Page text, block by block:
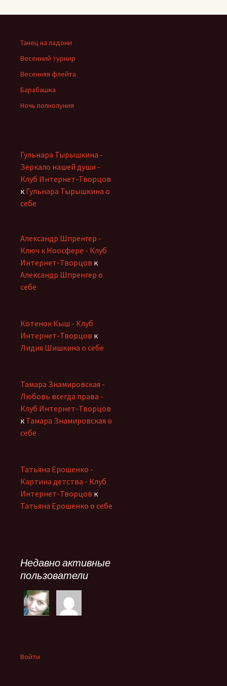
Танец на ладони
Весенний турнир
Весенняя флейта
Барабашка
Ночь полнолуния
Гульнара Тырышкина -
Зеркало нашей души -
Клуб Интернет-Творцов
к Гульнара Тырышкина о
себе
Александр Шпренгер -
Ключ к Ноосфере - Клуб
Интернет-Творцов к
Александр Шпренгер о
себе
Котенок Кыш - Клуб
Интернет-Творцов к
Лидия Шишкина о себе
Тамара Знамировская -
Любовь всегда права -
Клуб Интернет-Творцов
к Тамара Знамировская о
себе
Татьяна Ерошенко -
Картина детства - Клуб
Интернет-Творцов к
Татьяна Ерошенко о себе
Недавно активные
пользователи
Войти